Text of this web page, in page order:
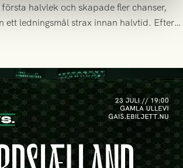
halvlek och skapade fler chanser,
ett ledningsmål strax innan halvtid. Efter
när Nordsjälland tilläts ha mer av
Josefsson & Lasse Ekström